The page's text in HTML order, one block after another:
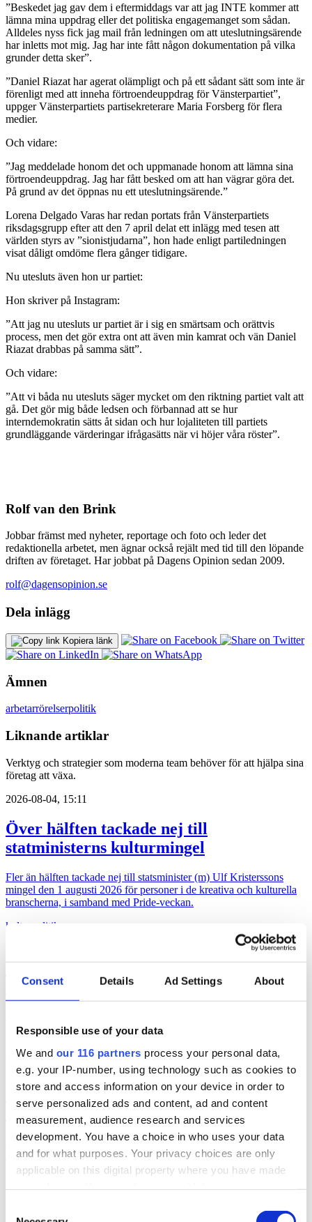
Consent Details Ad Settings About
Responsible use of your data
We and our 116 partners process your personal data,
e.g. your IP-number, using technology such as cookies to
store and access information on your device in order to
serve personalized ads and content, ad and content
measurement, audience research and services
development. You have a choice in who uses your data
and for what purposes. Your privacy choices are only
applicable on this digital property where you have made
”Beskedet jag gav dem i eftermiddags var att jag INTE kommer att
lämna mina uppdrag eller det politiska engagemanget som sådan.
Alldeles nyss fick jag mail från ledningen om att uteslutningsärende
har inletts mot mig. Jag har inte fått någon dokumentation på vilka
grunder detta sker”.
”Daniel Riazat har agerat olämpligt och på ett sådant sätt som inte är
förenligt med att inneha förtroendeuppdrag för Vänsterpartiet”,
uppger Vänsterpartiets partisekreterare Maria Forsberg för flera
medier.
Och vidare:
”Jag meddelade honom det och uppmanade honom att lämna sina
förtroendeuppdrag. Jag har fått besked om att han vägrar göra det.
På grund av det öppnas nu ett uteslutningsärende.”
Lorena Delgado Varas har redan portats från Vänsterpartiets
riksdagsgrupp efter att den 7 april delat ett inlägg med tesen att
världen styrs av ”sionistjudarna”, hon hade enligt partiledningen
visat dåligt omdöme flera gånger tidigare.
Nu utesluts även hon ur partiet:
Hon skriver på Instagram:
”Att jag nu utesluts ur partiet är i sig en smärtsam och orättvis
process, men det gör extra ont att även min kamrat och vän Daniel
Riazat drabbas på samma sätt”.
Och vidare:
”Att vi båda nu utesluts säger mycket om den riktning partiet valt att
gå. Det gör mig både ledsen och förbannad att se hur
interndemokratin sätts åt sidan och hur lojaliteten till partiets
grundläggande värderingar ifrågasätts när vi höjer våra röster”.
Rolf van den Brink
Jobbar främst med nyheter, reportage och foto och leder det
redaktionella arbetet, men ägnar också rejält med tid till den löpande
driften av företaget. Har jobbat på Dagens Opinion sedan 2009.
rolf@dagensopinion.se
Dela inlägg
Kopiera länk
Ämnen
arbetarrörelserpolitik
Liknande artiklar
Verktyg och strategier som moderna team behöver för att hjälpa sina
företag att växa.
2026-08-04, 15:11
Över hälften tackade nej till
statministerns kulturmingel
Fler än hälften tackade nej till statsminister (m) Ulf Kristerssons
mingel den 1 augusti 2026 för personer i de kreativa och kulturella
branscherna, i samband med Pride-veckan.
kultur
politik
Forsman & Bodenfors vd har lämnat
byggnaden
& Bodenfors vd James Jenkins.
arbetarrörelser
2026-07-24, 06:34
SKR hämtar presschef från Region
Stockholm
Arbetsgivarorganisationen Sveriges kommuner och regioner (SKR)
hämtar sin nya presschef hos Region Stockholm.
arbetarrörelser
2026-07-21, 02:51